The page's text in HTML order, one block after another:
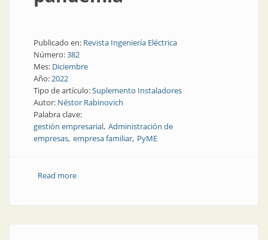
Publicado en: Revista Ingeniería Eléctrica
Número:382
Mes: Diciembre
Año:2022
Tipo de artículo:Suplemento Instaladores
Autor: Néstor Rabinovich
Palabra clave:
gestión empresarial Administración de
empresas empresa familiar PyME
Read moreabout Un recambio generacional acelerado por la